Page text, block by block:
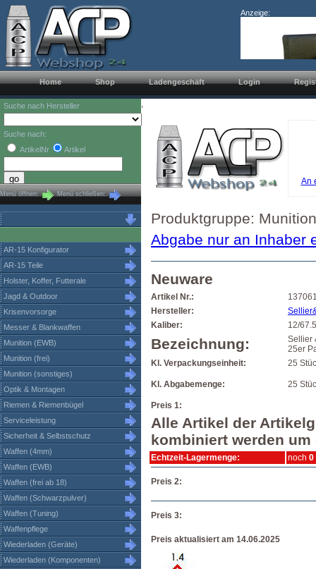
Anzeige:
Home Shop Ladengeschäft Login
Suche nach Hersteller
Suche nach:
ArtikelNr
Artikel
Menü öffnen: Menü schließen:
AR-15 Konfigurator
AR-15 Teile
Holster, Koffer, Futterale
Jagd & Outdoor
Krisenvorsorge
Messer & Blankwaffen
Munition (EWB)
Munition (frei)
Munition (sonstiges)
Optik & Montagen
Riemen & Riemenbügel
Serviceleistung
Sicherheit & Selbstschutz
Waffen (4mm)
Waffen (EWB)
Waffen (frei ab 18)
Waffen (Schwarzpulver)
Waffen (Tuning)
Waffenpflege
Wiederladen (Geräte)
Wiederladen (Komponenten)
,
An
Produktgruppe:
Abgabe nur an Inhaber
Neuware
Artikel Nr.:
Hersteller:
Kaliber:
12/
Bezeichnung:
Sellier
25er
Kl. Verpackungseinheit:
25
Kl. Abgabemenge: 25
Preis 1:
Alle Artikel der
kombiniert werden
Echtzeit-Lagermenge: noch 0
Preis 2:
Preis 3:
Preis aktualisiert am 14.06.2025